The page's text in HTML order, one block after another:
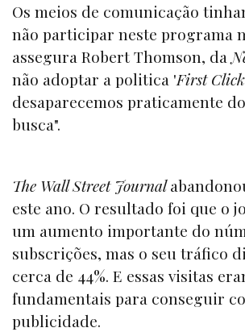
Os meios de comunicação
não participar neste programa
assegura Robert Thomson, da
não adoptar a politica 'First
desaparecemos praticamente
busca".
The Wall Street Journal
este ano. O resultado foi que o
um aumento importante do
subscrições, mas o seu tráfico
cerca de 44%. E essas visitas
fundamentais para conseguir
publicidade.